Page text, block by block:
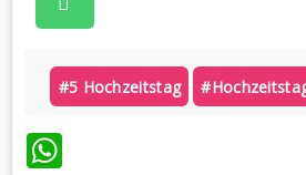
#5 Hochzeitstag
WhatsApp